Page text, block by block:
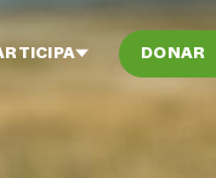
DONAR